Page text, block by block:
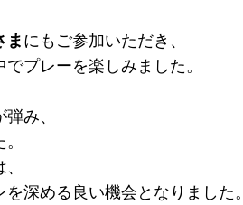
まにもご参加いただき、
プレーを楽しみました。
み、
深める良い機会となりました。